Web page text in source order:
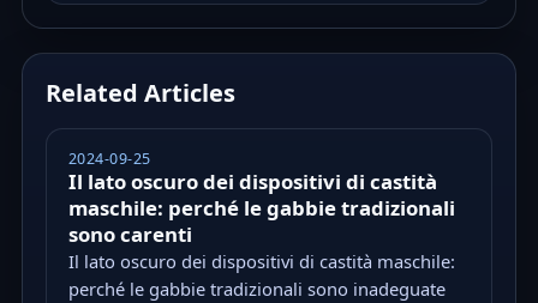
Related Articles
2024-09-25
Il lato oscuro dei dispositivi di castità
maschile: perché le gabbie tradizionali
sono carenti
Il lato oscuro dei dispositivi di castità maschile:
perché le gabbie tradizionali sono inadeguate